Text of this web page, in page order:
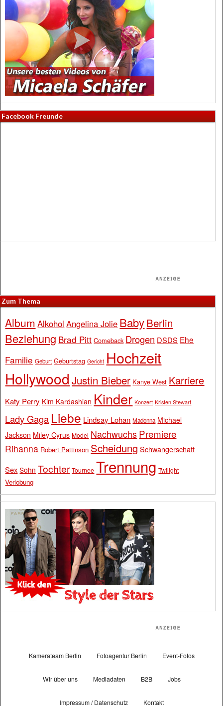
Facebook Freunde
Zum Thema
Album Alkohol Angelina Jolie BabyBerlin
Beziehung Brad Pitt Comeback Drogen DSDS Ehe
Familie Geburt Geburtstag Gericht Hochzeit
Hollywood Justin Bieber Kanye West Karriere
Katy Perry Kim Kardashian Kinder Konzert Kristen Stewart
Lady Gaga Liebe Lindsay Lohan Madonna Michael
Jackson Miley Cyrus Model Nachwuchs Premiere
Rihanna Robert Pattinson Scheidung Schwangerschaft
Sex Sohn Tochter Tournee Trennung Twilight
Verlobung
Kamerateam Berlin Fotoagentur Berlin Event-Fotos
Wir über uns Mediadaten B2B Jobs
Impressum / Datenschutz Kontakt